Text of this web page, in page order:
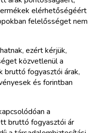
elérhetőségéért
felelősséget nem
ezért kérjük,
közvetlenül a
fogyasztói árak,
és forintban
a
bruttó fogyasztói ár